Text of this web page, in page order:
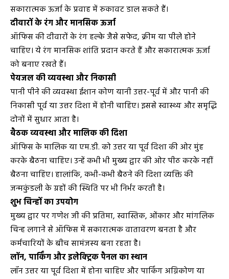
सकारात्मक ऊर्जा के प्रवाह में रुकावट डाल सकते हैं।
दीवारों के रंग और मानसिक ऊर्जा
ऑफिस की दीवारों के रंग हल्के जैसे सफेद, क्रीम या पीले होने
चाहिए। ये रंग मानसिक शांति प्रदान करते हैं और सकारात्मक ऊर्जा
को बनाए रखते हैं।
पेयजल की व्यवस्था और निकासी
पानी पीने की व्यवस्था ईशान कोण यानी उत्तर-पूर्व में और पानी की
निकासी पूर्व या उत्तर दिशा में होनी चाहिए। इससे स्वास्थ्य और समृद्धि
दोनों में सुधार आता है।
बैठक व्यवस्था और मालिक की दिशा
ऑफिस के मालिक या एम.डी. को उत्तर या पूर्व दिशा की ओर मुंह
करके बैठना चाहिए। उन्हें कभी भी मुख्य द्वार की ओर पीठ करके नहीं
बैठना चाहिए। हालांकि, कभी-कभी बैठने की दिशा व्यक्ति की
जन्मकुंडली के ग्रहों की स्थिति पर भी निर्भर करती है।
शुभ चिन्हों का उपयोग
मुख्य द्वार पर गणेश जी की प्रतिमा, स्वास्तिक, ओंकार और मांगलिक
चिन्ह लगाने से ऑफिस में सकारात्मक वातावरण बनता है और
कर्मचारियों के बीच सामंजस्य बना रहता है।
लॉन, पार्किंग और इलेक्ट्रिक पैनल का स्थान
लॉन उत्तर या पूर्व दिशा में होना चाहिए और पार्किंग अग्निकोण या